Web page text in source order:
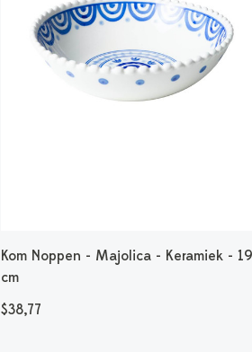
Kom Noppen - Majolica - Keramiek - 19
cm
$38,77